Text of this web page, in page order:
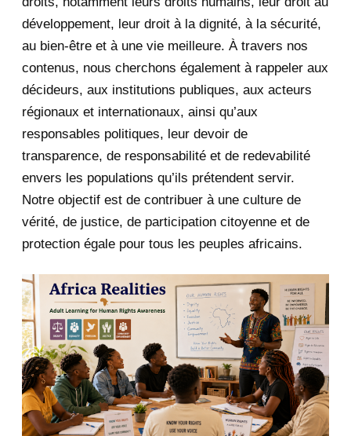
September 2020
August 2020
July 2020
June 2020
May 2020
April 2020
2019
June 2019 1
2018 5
April 2018 1
développement, leur droit à la dignité, à la sécurité,
au bien-être et à une vie meilleure. À travers nos
contenus, nous cherchons également à rappeler aux
décideurs, aux institutions publiques, aux acteurs
régionaux et internationaux, ainsi qu’aux
responsables politiques, leur devoir de
transparence, de responsabilité et de redevabilité
envers les populations qu’ils prétendent servir.
Notre objectif est de contribuer à une culture de
vérité, de justice, de participation citoyenne et de
protection égale pour tous les peuples africains.